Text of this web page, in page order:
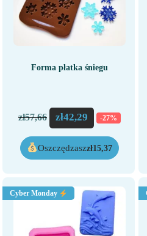
Forma płatka śniegu
zł57,66 zł42,29 -27%
Oszczędzaszzł15,37
Cyber Monday